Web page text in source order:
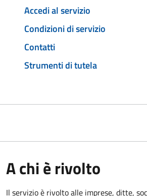
Accedi al servizio
Condizioni di servizio
Contatti
Strumenti di tutela
A chi è rivolto
Il servizio è rivolto alle imprese, ditte,